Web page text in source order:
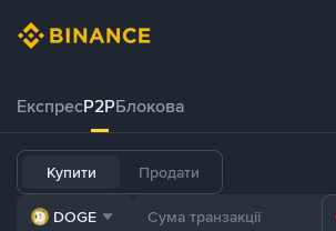
ЕкспресP2PБлокова
Купити Продати
DOGE